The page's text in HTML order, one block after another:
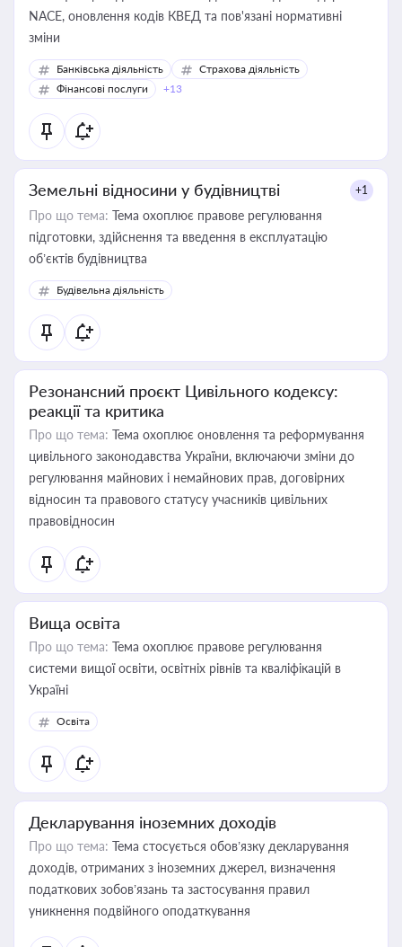
NACE, оновлення кодів КВЕД та пов'язані нормативні
зміни
Банківська діяльність
Страхова діяльність
Фінансові послуги
+13
Земельні відносини у будівництві +1
Про що тема: Тема охоплює правове регулювання
підготовки, здійснення та введення в експлуатацію
об’єктів будівництва
Будівельна діяльність
Резонансний проєкт Цивільного кодексу:
реакції та критика
Про що тема: Тема охоплює оновлення та реформування
цивільного законодавства України, включаючи зміни до
регулювання майнових і немайнових прав, договірних
відносин та правового статусу учасників цивільних
правовідносин
Вища освіта
Про що тема: Тема охоплює правове регулювання
системи вищої освіти, освітніх рівнів та кваліфікацій в
Україні
Освіта
Декларування іноземних доходів
Про що тема: Тема стосується обов’язку декларування
доходів, отриманих з іноземних джерел, визначення
податкових зобов’язань та застосування правил
уникнення подвійного оподаткування